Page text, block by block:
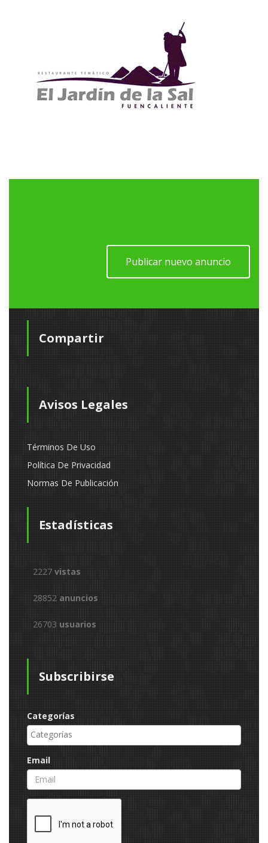
Publicar nuevo anuncio
Compartir
Avisos Legales
Términos De Uso
Política De Privacidad
Normas De Publicación
Estadísticas
2227 vistas
28852 anuncios
26703 usuarios
Subscribirse
Categorías
Email